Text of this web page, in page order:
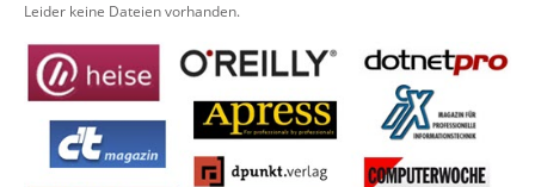
Leider keine Dateien vorhanden.